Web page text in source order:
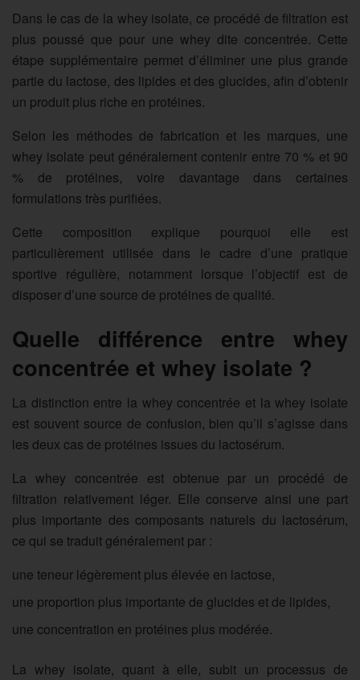
Dans le cas de la whey isolate, ce procédé de filtration est
plus poussé que pour une whey dite concentrée. Cette
étape supplémentaire permet d’éliminer une plus grande
partie du lactose, des lipides et des glucides, afin d’obtenir
un produit plus riche en protéines.
Selon les méthodes de fabrication et les marques, une
whey isolate peut généralement contenir entre 70 % et 90
% de protéines, voire davantage dans certaines
formulations très purifiées.
Cette composition explique pourquoi elle est
particulièrement utilisée dans le cadre d’une pratique
sportive régulière, notamment lorsque l’objectif est de
disposer d’une source de protéines de qualité.
Quelle différence entre whey
concentrée et whey isolate ?
La distinction entre la whey concentrée et la whey isolate
est souvent source de confusion, bien qu’il s’agisse dans
les deux cas de protéines issues du lactosérum.
La whey concentrée est obtenue par un procédé de
filtration relativement léger. Elle conserve ainsi une part
plus importante des composants naturels du lactosérum,
ce qui se traduit généralement par :
une teneur légèrement plus élevée en lactose,
une proportion plus importante de glucides et de lipides,
une concentration en protéines plus modérée.
La whey isolate, quant à elle, subit un processus de